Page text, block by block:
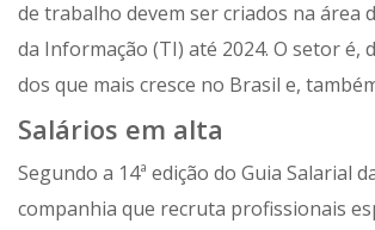
de trabalho devem ser criados na área
da Informação (TI) até 2024. O setor é,
dos que mais cresce no Brasil e,
Salários em alta
Segundo a 14ª edição do Guia Salarial
companhia que recruta profissionais